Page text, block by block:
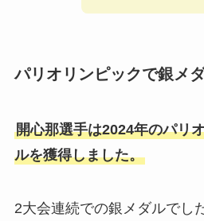
パリオリンピックで銀メ
開心那選手は2024年のパリ
ルを獲得しました。
2大会連続での銀メダルでし